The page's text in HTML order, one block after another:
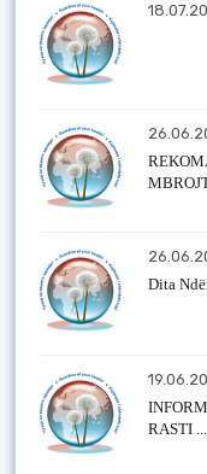
Dita
RASTI ...